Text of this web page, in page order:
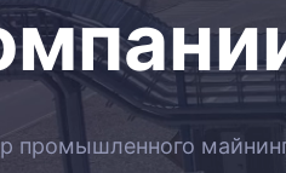
Готовый
промышленного